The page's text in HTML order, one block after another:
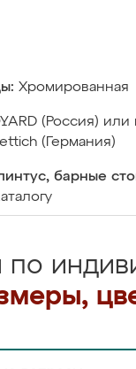
Хромированная
(Россия)
(Германия)
барные
по